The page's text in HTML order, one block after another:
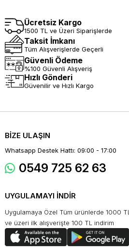
Ücretsiz Kargo
1500 TL ve Üzeri Siparişlerde
Taksit İmkanı
Tüm Alışverişlerde Geçerli
Güvenli Ödeme
%100 Güvenli Alışveriş
Hızlı Gönderi
Güvenilir ve Hızlı Kargo
BİZE ULAŞIN
Whatsapp Destek Hattı: 09:00 - 17:00
0549 725 62 63
UYGULAMAYI İNDİR
Uygulamaya Özel Tüm ürünlerde 1000 TL
ve üzeri ilk alışverişte 100 TL indirim